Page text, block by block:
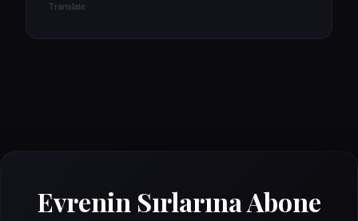
Translate
Evrenin Sırlarına Abone